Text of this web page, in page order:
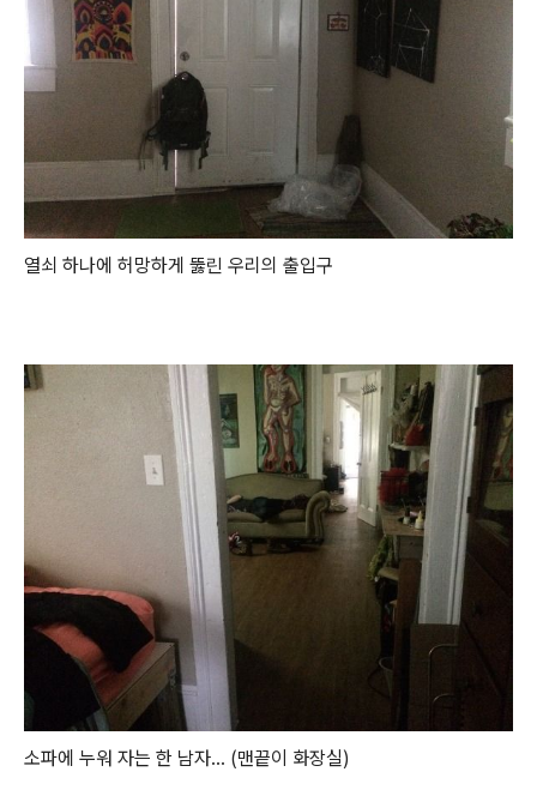
열쇠 하나에 허망하게 뚫린 우리의 출입구
소파에 누워 자는 한 남자... (맨끝이 화장실)